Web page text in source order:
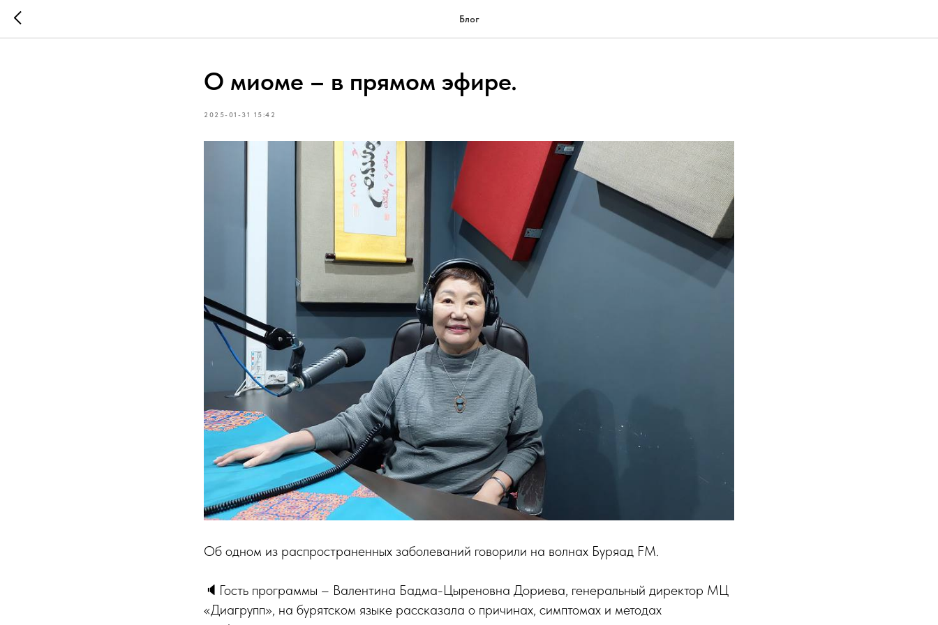
Блог
О миоме – в прямом эфире.
2025-01-31 15:42
Об одном из распространенных заболеваний говорили на волнах Буряад FM.
🔈Гость программы – Валентина Бадма-Цыреновна Дориева, генеральный директор МЦ
«Диагрупп», на бурятском языке рассказала о причинах, симптомах и методах